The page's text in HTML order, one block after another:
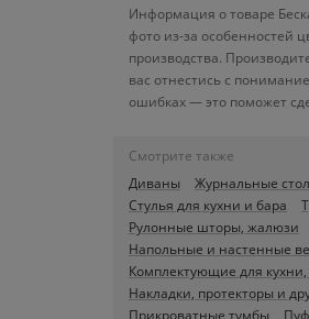
Информация о товаре
фото из-за особенностей
производства.
вас отнестись с
ошибках — это поможет
Смотрите также
Диваны
Журнальные
Стулья для кухни и бара
Рулонные шторы, жалюзи
Напольные и настенные
Комплектующие для
Накладки, протекторы и
Прикроватные тумбы